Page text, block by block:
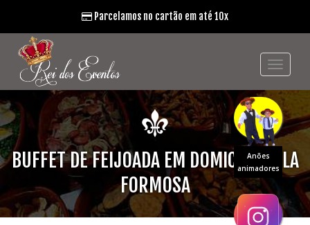
Anões
animadores
Parcelamos no cartão em até 10x
BUFFET DE FEIJOADA EM DOMICÍLIO VILA
FORMOSA